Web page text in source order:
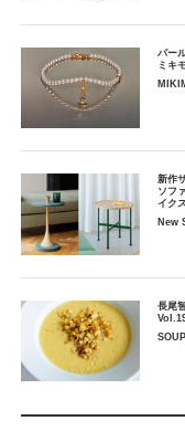
パー
ミキ
新作
ソフ
イク
New
長尾